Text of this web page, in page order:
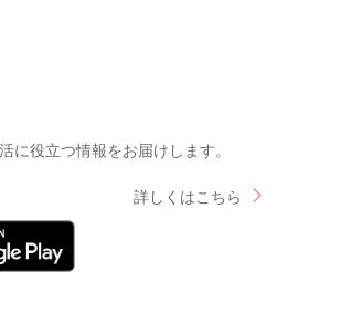
に役立つ情報をお届けします。
詳しくはこちら